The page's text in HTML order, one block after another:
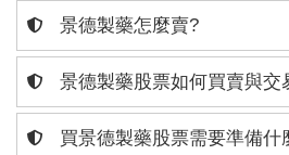
景德製藥怎麼賣?
景德製藥股票如何買賣與交
買景德製藥股票需要準備什